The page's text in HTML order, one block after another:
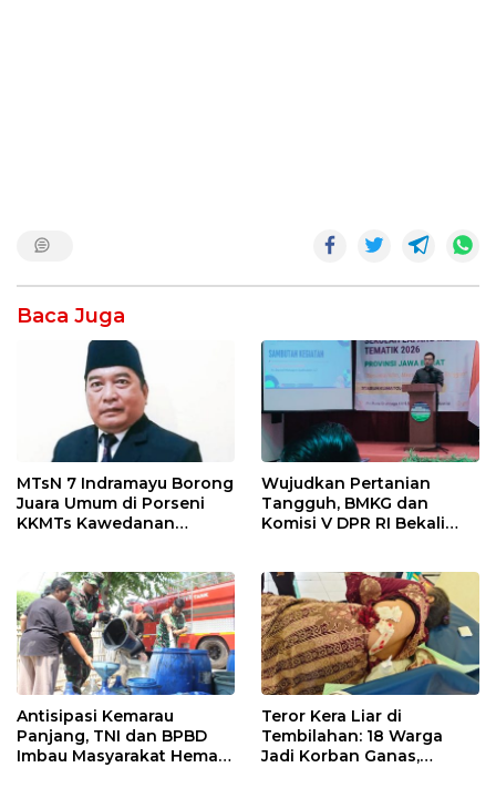
Baca Juga
MTsN 7 Indramayu Borong
Juara Umum di Porseni
KKMTs Kawedanan
Wujudkan Pertanian
Tangguh, BMKG dan
Komisi V DPR RI Bekali
Antisipasi Kemarau
Panjang, TNI dan BPBD
Imbau Masyarakat Hemat
Teror Kera Liar di
Tembilahan: 18 Warga
Jadi Korban Ganas,